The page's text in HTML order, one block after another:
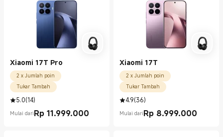
Xiaomi 17T Pro
2 x Jumlah poin
Tukar Tambah
5.0(14)
Mulai dariRp 11.999.000
Current Price Rp 11999000.00
Xiaomi 17T
2 x Jumlah poin
Tukar Tambah
4.9(36)
Mulai dariRp 8.999.000
Current Price Rp 8999000.00